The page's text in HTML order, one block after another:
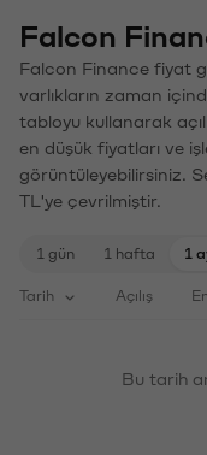
Falcon
Falcon Finance fiyat
varlıkların zaman
tabloyu kullanarak
en düşük fiyatları ve
görüntüleyebilirsiniz.
TL'ye çevrilmiştir.
1 gün 1 hafta 1
Tarih Açılış
Bu tarih